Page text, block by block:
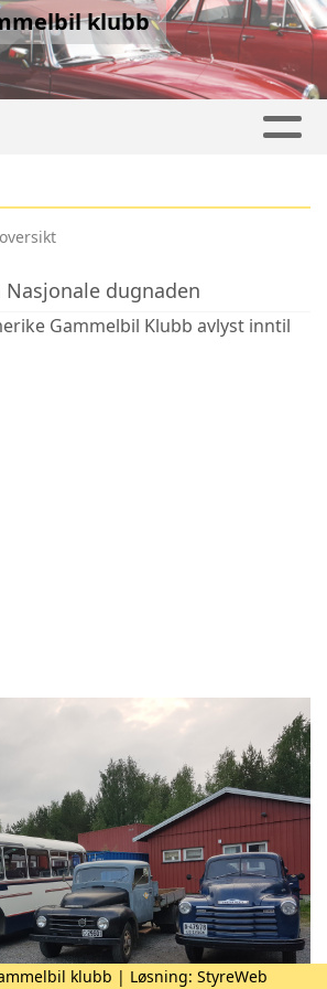
klubb
dugnaden
Gammelbil Klubb avlyst inntil
klubb | Løsning: StyreWeb